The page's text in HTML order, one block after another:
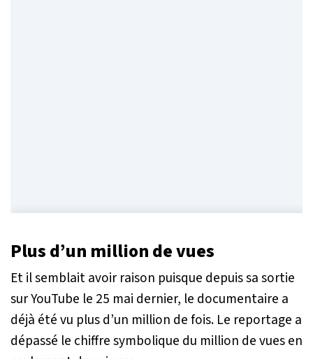
Plus d’un million de vues
Et il semblait avoir raison puisque depuis sa sortie
sur YouTube le 25 mai dernier, le documentaire a
déjà été vu plus d’un million de fois. Le reportage a
dépassé le chiffre symbolique du million de vues en